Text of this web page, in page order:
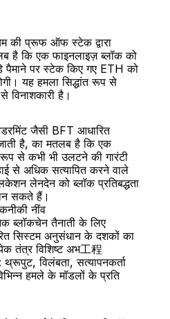
की प्रूफ ऑफ स्टेक द्वारा
है कि एक फाइनलाइज़ ब्लॉक को
पैमाने पर स्टेक किए गए ETH को
यह हमला सिद्धांत रूप से
है।
जैसी BFT आधारित
जाती है, का मतलब है कि एक
रूप से कभी भी उलटने की गारंटी
से अधिक सत्यापित करने वाले
लेनदेन को ब्लॉक प्रतिबद्धता
सकते हैं।
नींव
ब्लॉकचेन तैनाती के लिए
सिस्टम अनुसंधान के दशकों का
तंत्र विशिष्ट अभ工程
थ्रूपुट, विलंबता, सत्यापनकर्ता
हमले के मॉडलों के प्रति